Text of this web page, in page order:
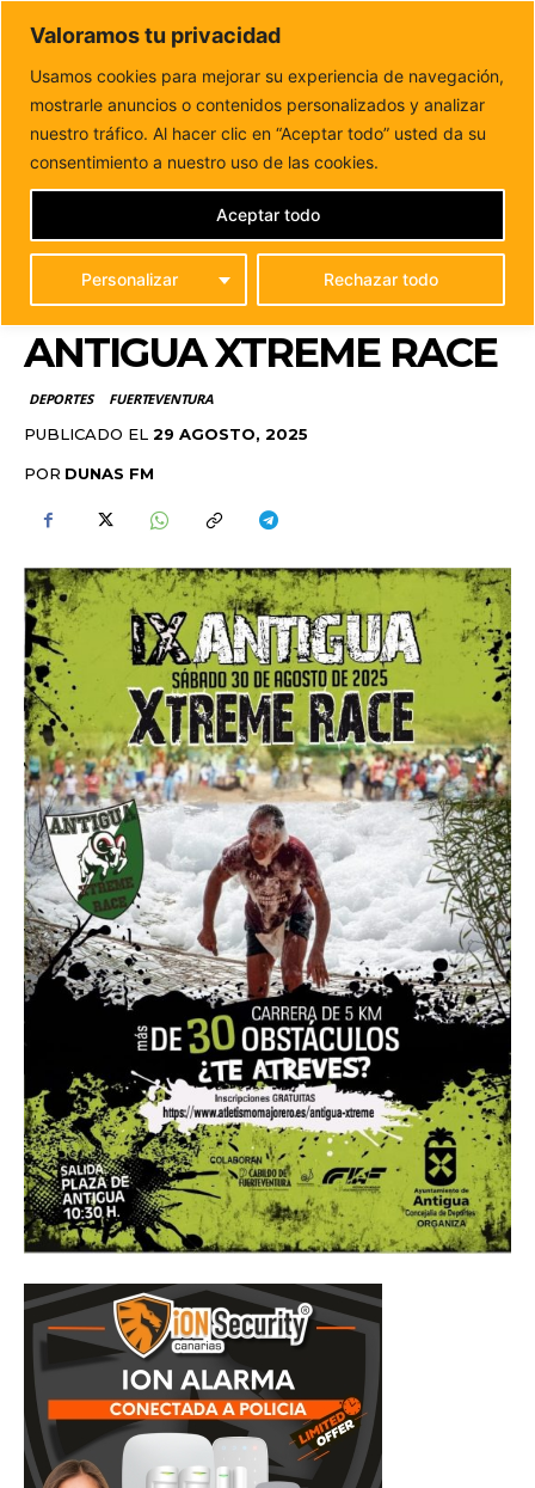
Valoramos tu privacidad
Usamos cookies para mejorar su experiencia de navegación,
mostrarle anuncios o contenidos personalizados y analizar
nuestro tráfico. Al hacer clic en “Aceptar todo” usted da su
consentimiento a nuestro uso de las cookies.
Personalizar Rechazar todo
Aceptar todo
DUNAS FM
Tu informacion de forma cercana
Inicio DEPORTES
La altísima participación femenina
marca la edición 2025 de la Antigua Xtreme...
LA ALTÍSIMA
PARTICIPACIÓN
FEMENINA MARCA LA
EDICIÓN 2025 DE LA
ANTIGUA XTREME RACE
DEPORTES FUERTEVENTURA
PUBLICADO EL 29 AGOSTO, 2025
POR DUNAS FM